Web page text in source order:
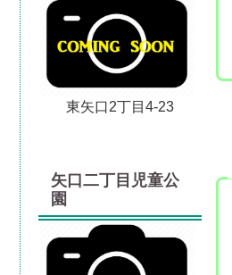
東矢口2丁目4-23
矢口二丁目児童公
園